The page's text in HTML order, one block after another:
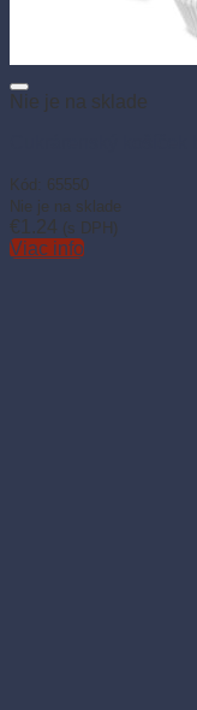
Nie je na sklade
Kód: 65550
Nie je na sklade
€1.24 (s DPH)
Viac info